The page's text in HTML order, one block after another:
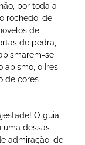
por toda a
rochedo, de
de
de pedra,
se
abismo, o Ires
de cores
O guia,
uma dessas
admiração, de